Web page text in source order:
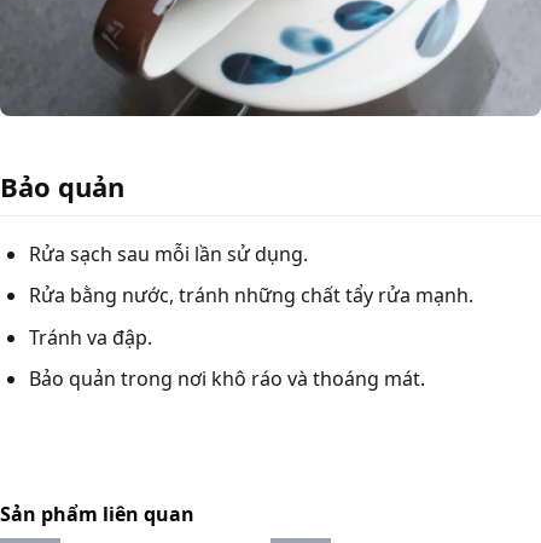
Bảo quản
Rửa sạch sau mỗi lần sử dụng.
Rửa bằng nước, tránh những chất tẩy rửa mạnh.
Tránh va đập.
Bảo quản trong nơi khô ráo và thoáng mát.
Sản phẩm liên quan